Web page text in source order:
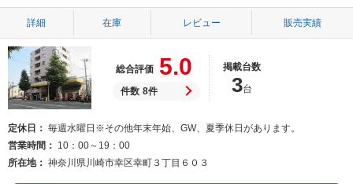
詳細 在庫 レビュー 販売実績
総合評価 5.0
件数 8件
掲載台数
3台
定休日
毎週水曜日※その他年末年始、GW、夏季休日があります。
営業時間
10：00～19：00
所在地
神奈川県川崎市幸区幸町３丁目６０３